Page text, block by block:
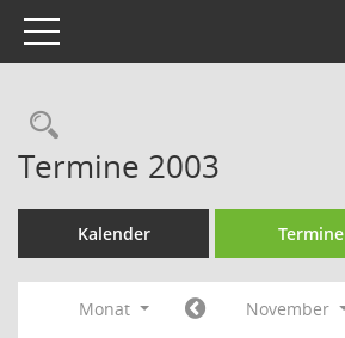
Toggle navigation
Rechercheauswahl
Termine 2003
Kalender Termine
Monat November